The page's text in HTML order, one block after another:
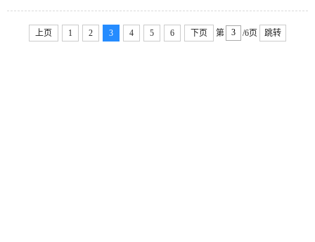
上页 1 2 3 4 5 6 下页 第 /6页 跳转